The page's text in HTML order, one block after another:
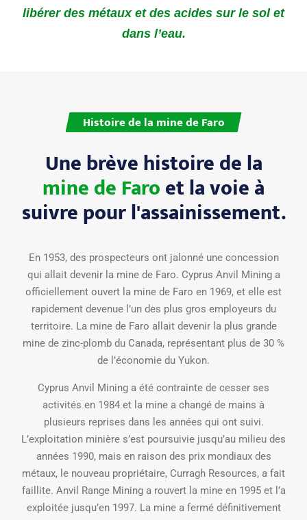
libérer des métaux et des acides sur le sol et
dans l’eau.
Histoire de la mine de Faro
Une brève histoire de la
mine de Faroet la voie à
suivre pour l'assainissement.
En 1953, des prospecteurs ont jalonné une concession
qui allait devenir la mine de Faro. Cyprus Anvil Mining a
officiellement ouvert la mine de Faro en 1969, et elle est
rapidement devenue l’un des plus gros employeurs du
territoire. La mine de Faro allait devenir la plus grande
mine de zinc-plomb du Canada, représentant plus de 30 %
de l’économie du Yukon.
Cyprus Anvil Mining a été contrainte de cesser ses
activités en 1984 et la mine a changé de mains à
plusieurs reprises dans les années qui ont suivi.
L’exploitation minière s’est poursuivie jusqu’au milieu des
années 1990, mais en raison des prix mondiaux des
métaux, le nouveau propriétaire, Curragh Resources, a fait
faillite. Anvil Range Mining a rouvert la mine en 1995 et l’a
exploitée jusqu’en 1997. La mine a fermé définitivement